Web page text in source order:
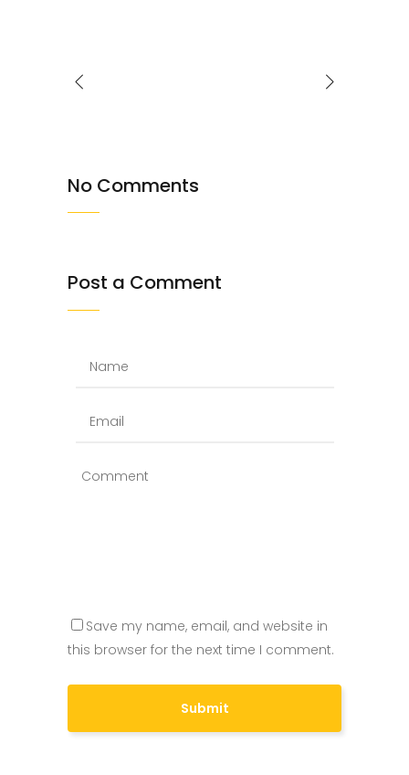
No Comments
Post a Comment
Save my name, email, and website in
this browser for the next time I comment.